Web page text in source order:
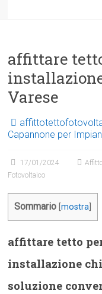
affittare
Varese
Capannone per
17/01/2024
Fotovoltaico
Sommario [mostra
affittare tetto
installazione
soluzione